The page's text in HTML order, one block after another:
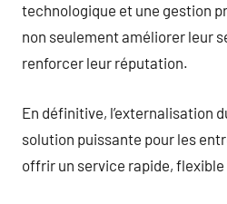
technologique et une gestion
non seulement améliorer leur
renforcer leur réputation.
En définitive, l’externalisation
solution puissante pour les
offrir un service rapide,